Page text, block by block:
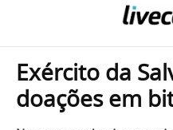
Exército da
doações em